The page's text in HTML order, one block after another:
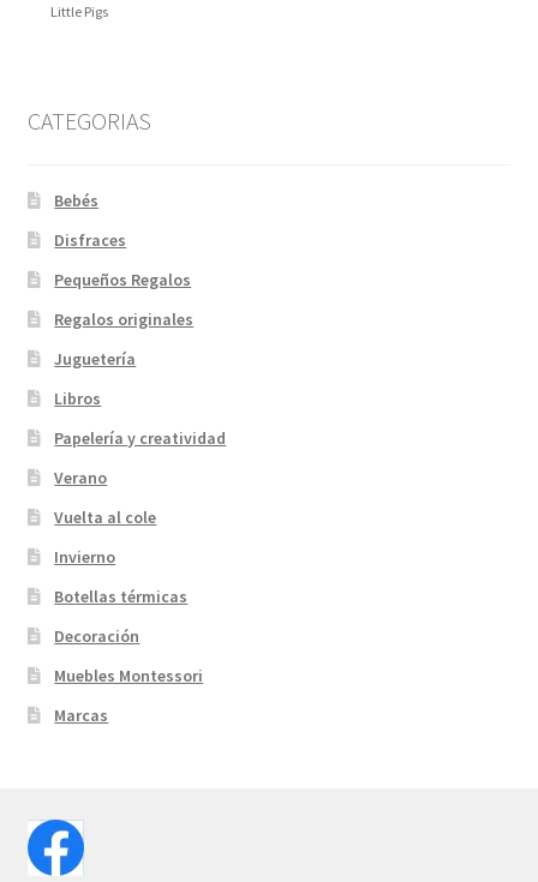
Little Pigs
CATEGORIAS
Bebés
Disfraces
Pequeños Regalos
Regalos originales
Juguetería
Libros
Papelería y creatividad
Verano
Vuelta al cole
Invierno
Botellas térmicas
Decoración
Muebles Montessori
Marcas